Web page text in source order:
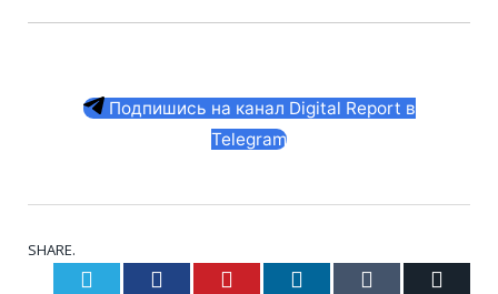
Подпишись на канал Digital Report в
Telegram
SHARE.
Twitter Facebook Pinterest LinkedIn Tumblr